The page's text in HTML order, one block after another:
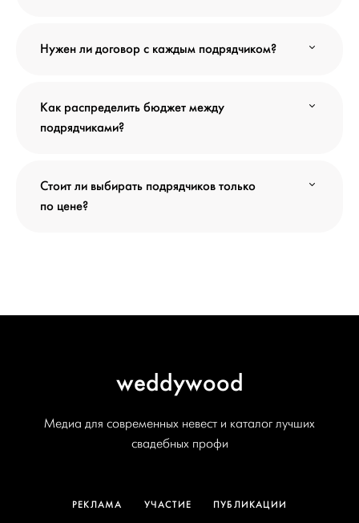
Нужен ли договор с каждым подрядчиком?
Как распределить бюджет между
подрядчиками?
Стоит ли выбирать подрядчиков только
по цене?
weddywood
Медиа для современных невест и каталог лучших
свадебных профи
РЕКЛАМА УЧАСТИЕ ПУБЛИКАЦИИ